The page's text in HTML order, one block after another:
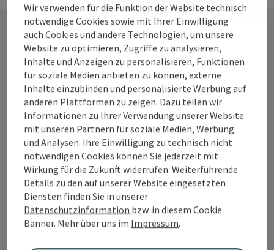
Kontakt
Tourismusverband Quellenviertel
Promenade 2
4701 Bad Schallerbach
+43 7249 42071 0
info@quellenviertel.at
Wir verwenden für die Funktion der Website technisch
notwendige Cookies sowie mit Ihrer Einwilligung
auch Cookies und andere Technologien, um unsere
Website zu optimieren, Zugriffe zu analysieren,
Inhalte und Anzeigen zu personalisieren, Funktionen
für soziale Medien anbieten zu können, externe
Inhalte einzubinden und personalisierte Werbung auf
anderen Plattformen zu zeigen. Dazu teilen wir
Informationen zu Ihrer Verwendung unserer Website
mit unseren Partnern für soziale Medien, Werbung
und Analysen. Ihre Einwilligung zu technisch nicht
notwendigen Cookies können Sie jederzeit mit
Wirkung für die Zukunft widerrufen. Weiterführende
Details zu den auf unserer Website eingesetzten
Diensten finden Sie in unserer
Datenschutzinformation bzw. in diesem Cookie
Banner. Mehr über uns im Impressum.